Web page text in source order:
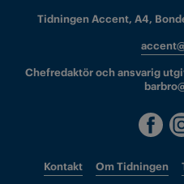
Tidningen Accent, A4,
Chefredaktör och ansvarig
Kontakt Om Tidningen